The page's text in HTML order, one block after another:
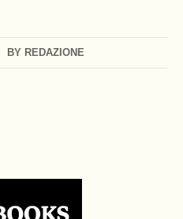
BY REDAZIONE